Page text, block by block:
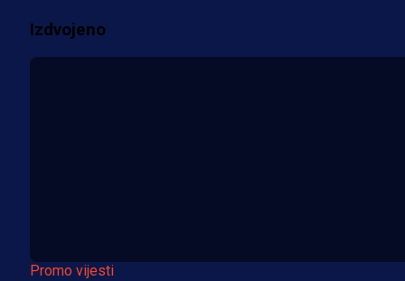
Izdvojeno
Promo vijesti